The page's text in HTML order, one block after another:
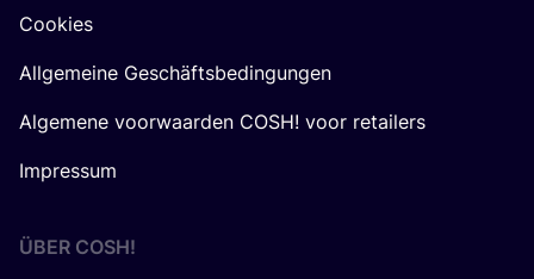
Cookies
Allgemeine Geschäftsbedingungen
Algemene voorwaarden COSH! voor retailers
Impressum
ÜBER COSH!